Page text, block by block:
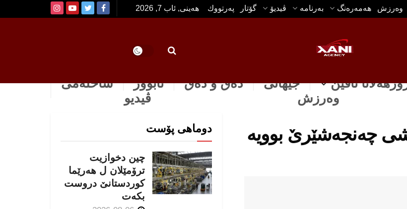
وه‌رزش هه‌مه‌ره‌نگ بەرنامە ڤیدیۆ گۆتار په‌رتووك هەینی, ئاب 7, 2026
ناڤین جیهانی دەق و دەق ئابوور
ساخله‌می
وه‌رزش ڤیدیو
چه‌نجه‌شێرێ بوویه‌ دوماهی پۆست
چین دخوازیت
ترۆمێلان ل هەرێما
كوردستانێ دروست
بكەت